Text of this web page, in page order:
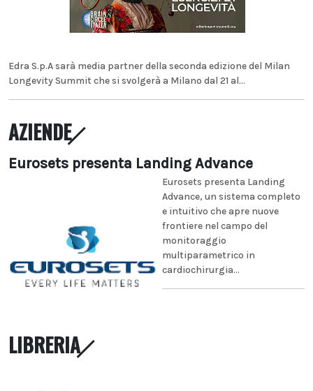
Edra S.p.A sarà media partner della seconda edizione del Milan
Longevity Summit che si svolgerà a Milano dal 21 al...
AZIENDE
Eurosets presenta Landing Advance
Eurosets presenta Landing
Advance, un sistema completo
e intuitivo che apre nuove
frontiere nel campo del
monitoraggio
multiparametrico in
cardiochirurgia...
LIBRERIA